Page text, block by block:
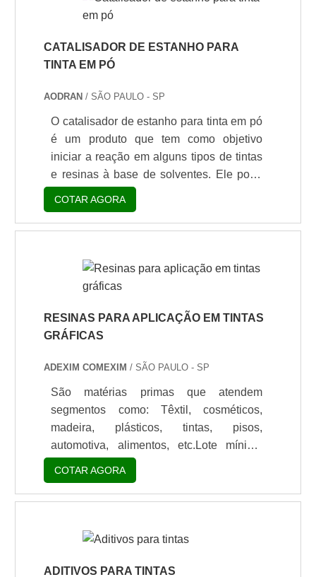
alteração contínua de sua estrutura,
combinação dessa propriedade e de alta
tecnologia foi possível criar um vidro com
CATALISADOR DE ESTANHO PARA
TINTA EM PÓ
AODRAN / SÃO PAULO - SP
O catalisador de estanho para tinta em pó
é um produto que tem como objetivo
iniciar a reação em alguns tipos de tintas
e resinas à base de solventes. Ele pode
promover as reações de forma efetiva e
ainda permite o controle na velocidade da
reação por meio de dosagem. E é
esterificação e de trans-esterificação. É
FACILMENTE SOLÚVEL EM
de estanho para tinta é um produto que é
facilmente solúvel em ésteres, e seu nível
COTAR AGORA
RESINAS PARA APLICAÇÃO EM TINTAS
GRÁFICAS
ADEXIM COMEXIM / SÃO PAULO - SP
São matérias primas que atendem
segmentos como: Têxtil, cosméticos,
madeira, plásticos, tintas, pisos,
automotiva, alimentos, etc.Lote mínimo
de: 1 embalagem - 20kgA linha de resinas
para aplicação em tintas gráficas são
excelentes veículos para vernizes de
produção de tintas coloridas. São
em suas fórmulas nas condições que são
COTAR AGORA
ADITIVOS PARA TINTAS